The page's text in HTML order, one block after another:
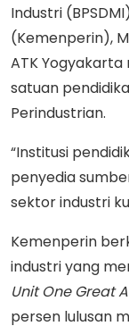
Industri
(Kemenperin),
ATK Yogyakarta
satuan
Perindustrian.
“Institusi
penyedia
sektor industri
Kemenperin
industri yang
Unit One Great
persen lulusan